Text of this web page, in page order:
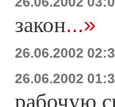
закон...»
26.06.2002
26.06.2002
рабочую